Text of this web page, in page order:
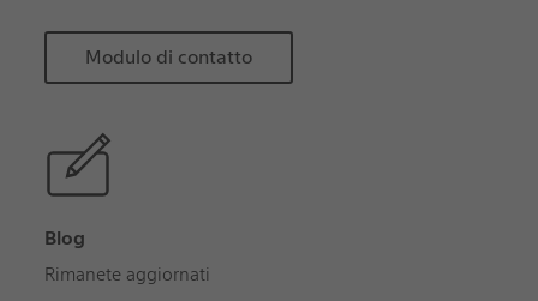
Modulo di contatto
Blog
Rimanete aggiornati